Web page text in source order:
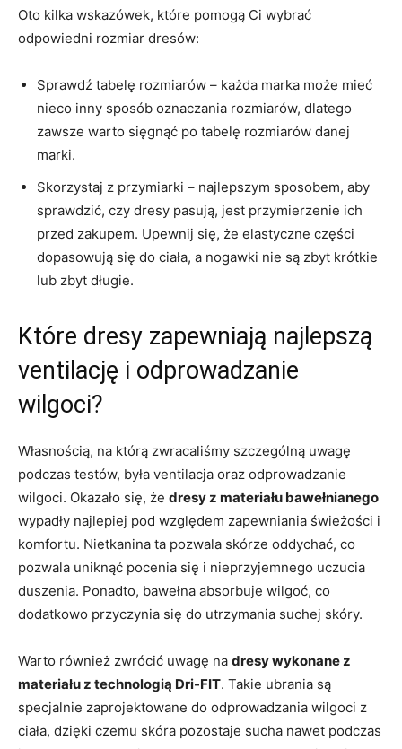
Oto kilka​ wskazówek, które‍ pomogą Ci wybrać
odpowiedni‍ rozmiar dresów:
Sprawdź tabelę​ rozmiarów – każda marka może mieć⁣
nieco inny sposób oznaczania rozmiarów, dlatego
zawsze⁢ warto ‌sięgnąć‍ po tabelę rozmiarów danej
marki.
Skorzystaj z‍ przymiarki – najlepszym sposobem, aby
sprawdzić, czy dresy pasują, jest przymierzenie ich
przed zakupem. Upewnij się, ⁣że elastyczne ​części
dopasowują się do ciała, a nogawki nie są zbyt krótkie
lub​ zbyt długie.
Które dresy zapewniają najlepszą
⁢ventilację i odprowadzanie
wilgoci?
Własnością, na którą zwracaliśmy szczególną uwagę
podczas‌ testów, była ventilacja⁤ oraz odprowadzanie
wilgoci. Okazało się, że dresy z materiału bawełnianego
wypadły najlepiej‌ pod względem zapewniania świeżości i‌
komfortu.⁤ Nietkanina ta pozwala skórze oddychać, co
pozwala uniknąć pocenia​ się ⁢i nieprzyjemnego uczucia
⁢duszenia. Ponadto,⁣ bawełna absorbuje ‌wilgoć, co⁣
dodatkowo⁢ przyczynia się do utrzymania suchej​ skóry.
Warto również zwrócić uwagę ​na‍ dresy wykonane z
materiału⁣ z technologią Dri-FIT. Takie ubrania są
specjalnie zaprojektowane do odprowadzania ⁣wilgoci z
ciała, dzięki czemu skóra pozostaje sucha nawet podczas